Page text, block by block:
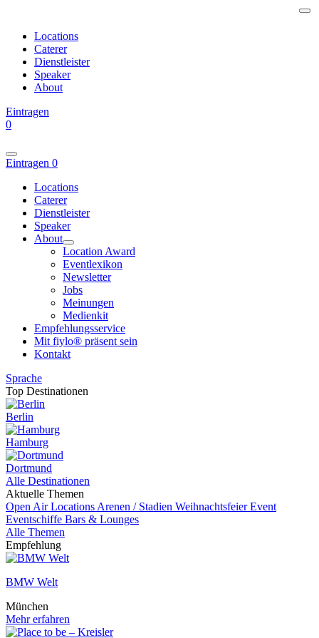
Locations
Caterer
Dienstleister
Speaker
About
Eintragen
0
Eintragen 0
Locations
Caterer
Dienstleister
Speaker
About
Location Award
Eventlexikon
Newsletter
Jobs
Meinungen
Medienkit
Empfehlungsservice
Mit fiylo® präsent sein
Kontakt
Sprache
Top Destinationen
Berlin
Hamburg
Dortmund
Alle Destinationen
Aktuelle Themen
Open Air Locations Arenen / Stadien WeihnachtsfeierEvent
Eventschiffe Bars & Lounges
Alle Themen
Empfehlung
BMW Welt
München
Mehr erfahren